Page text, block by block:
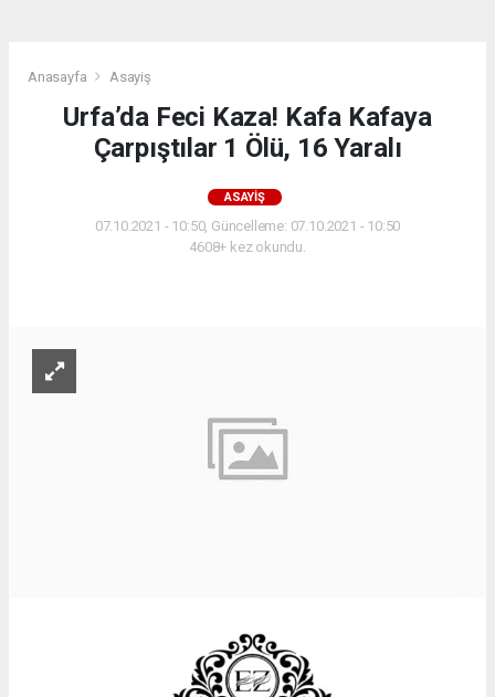
Anasayfa Asayiş
Urfa’da Feci Kaza! Kafa Kafaya
Çarpıştılar 1 Ölü, 16 Yaralı
ASAYIŞ
07.10.2021 - 10:50, Güncelleme: 07.10.2021 - 10:50
4608+ kez okundu.